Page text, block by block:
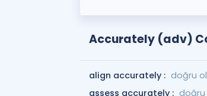
Accurately (adv)
align accurately : doğru
assess accurately : doğru